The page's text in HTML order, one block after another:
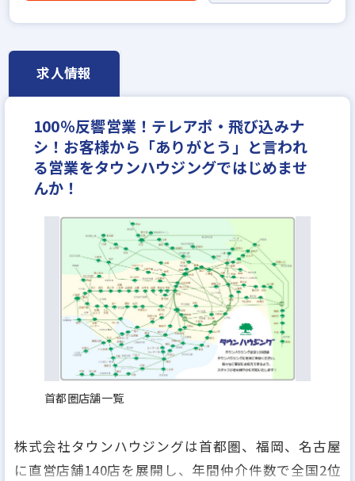
既卒・第2新卒歓迎
成果給が充実
設立30年以上
学歴不問
宅建取引士歓迎
社宅・家賃補助あり
資格支援制度あり
研修制度あり
転勤なし
残業少ない
女性が活躍中
ノルマ無し
離職率5％以下
平均年齢20代
求人情報
100％反響営業！テレアポ・飛び込みナ
シ！お客様から「ありがとう」と言われ
る営業をタウンハウジングではじめませ
んか！
首都圏店舗一覧
株式会社タウンハウジングは首都圏、福岡、名古屋
に直営店舗140店を展開し、年間仲介件数で全国2位